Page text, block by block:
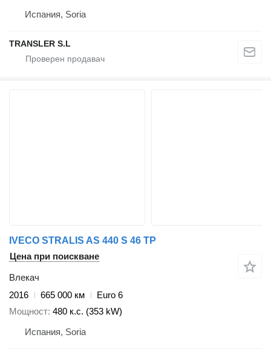
Испания, Soria
TRANSLER S.L
IVECO STRALIS AS 440 S 46 TP
Цена при поискване
Влекач
2016
665 000 км
Euro 6
Мощност 480 к.с. (353 kW)
Испания, Soria